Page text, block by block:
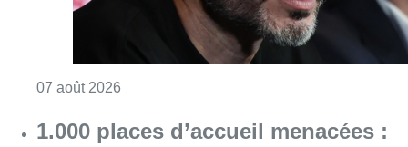
07 août 2026
1.000 places d’accueil menacées :